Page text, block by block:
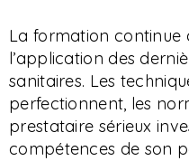
La formation continue
l’application des
sanitaires. Les
perfectionnent, les
prestataire sérieux
compétences de son